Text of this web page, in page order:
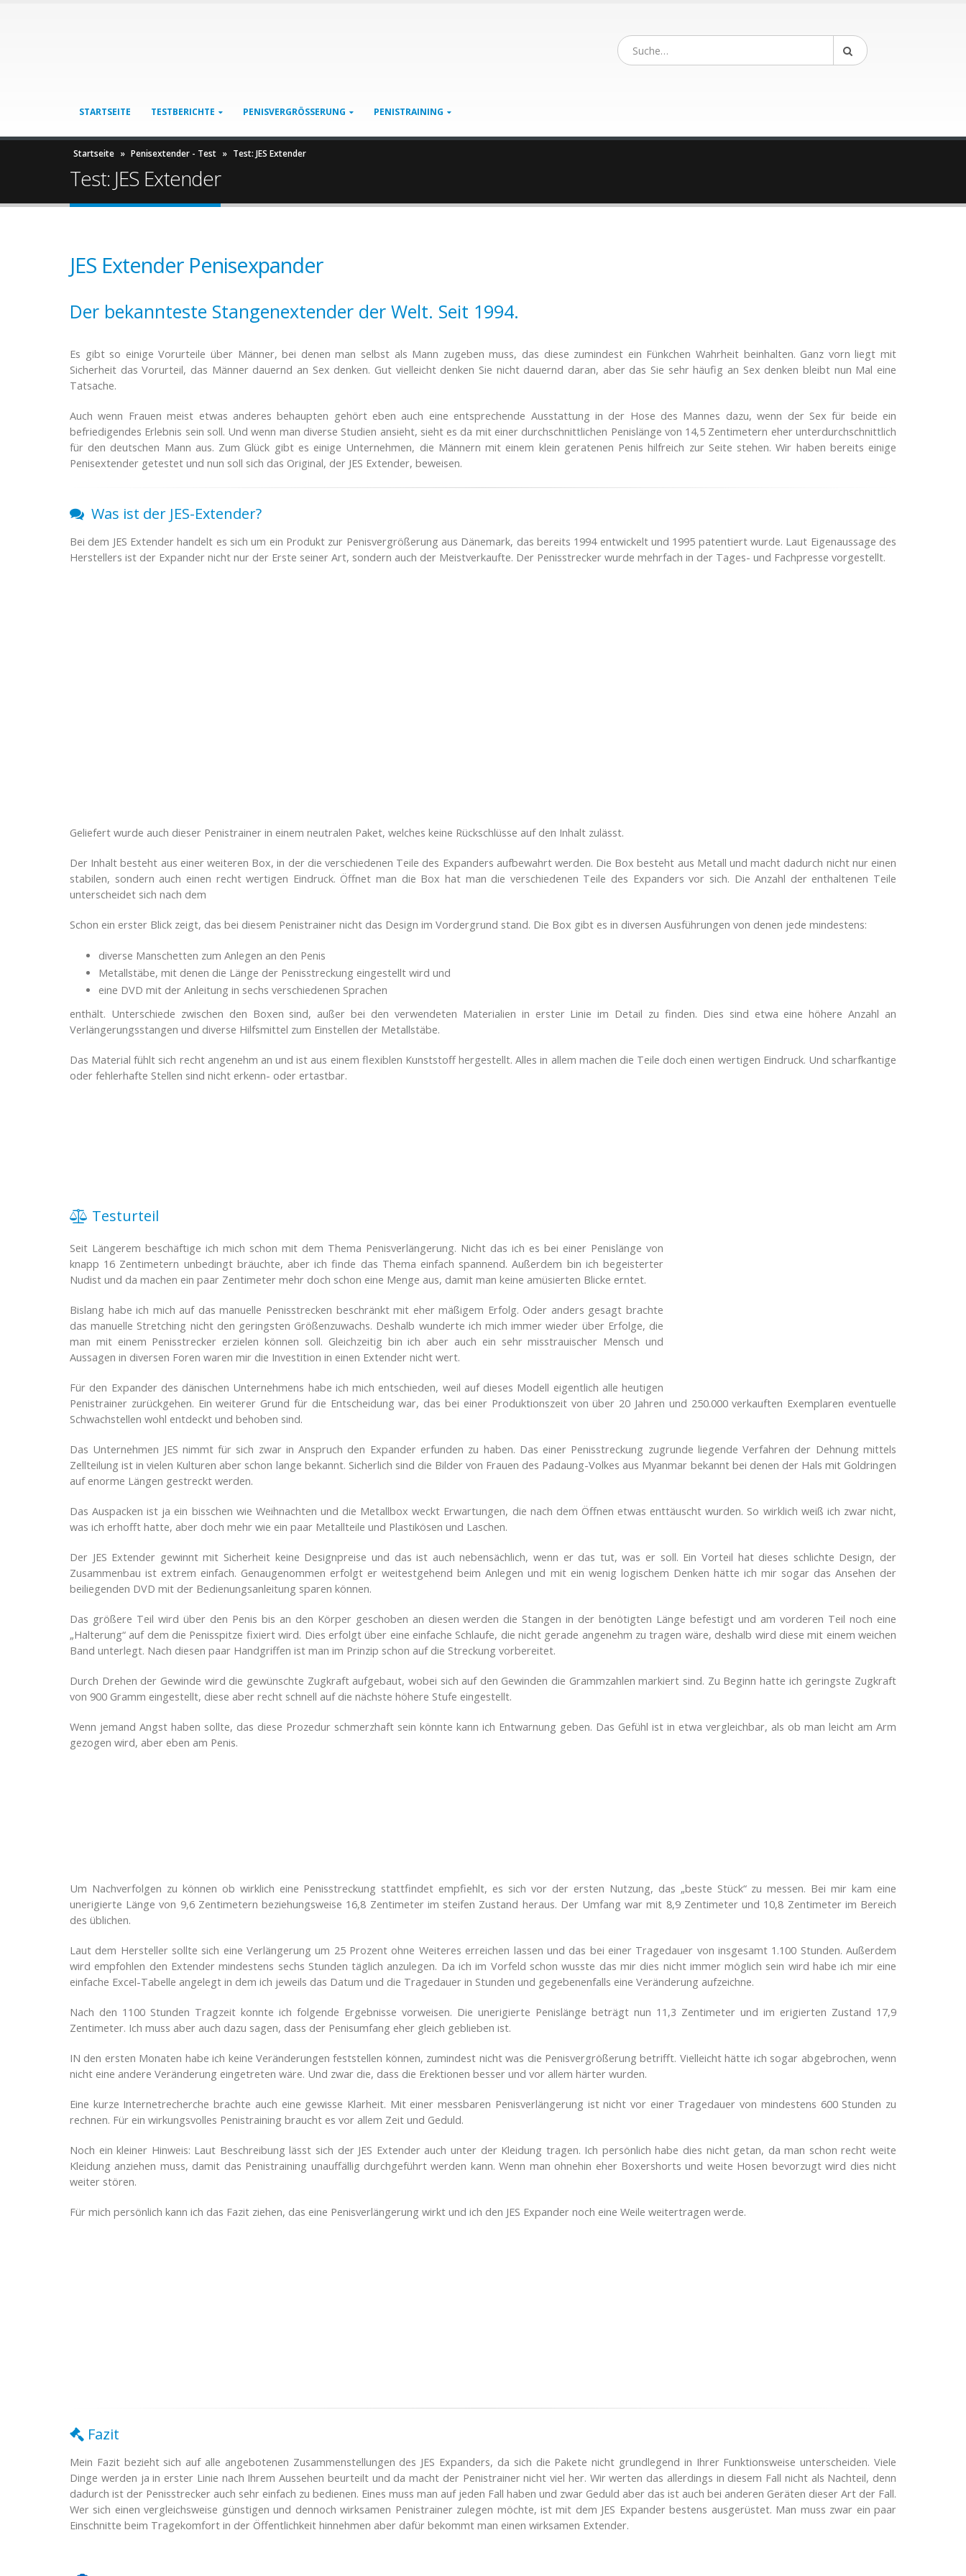
STARTSEITE TESTBERICHTE PENISVERGRÖSSERUNG PENISTRAINING
Startseite » Penisextender - Test » Test: JES Extender
Test: JES Extender
JES Extender Penisexpander
Der bekannteste Stangenextender der Welt. Seit 1994.
Es gibt so einige Vorurteile über Männer, bei denen man selbst als Mann zugeben muss, das diese zumindest ein Fünkchen Wahrheit beinhalten. Ganz vorn liegt mit
Sicherheit das Vorurteil, das Männer dauernd an Sex denken. Gut vielleicht denken Sie nicht dauernd daran, aber das Sie sehr häufig an Sex denken bleibt nun Mal eine
Tatsache.
Auch wenn Frauen meist etwas anderes behaupten gehört eben auch eine entsprechende Ausstattung in der Hose des Mannes dazu, wenn der Sex für beide ein
befriedigendes Erlebnis sein soll. Und wenn man diverse Studien ansieht, sieht es da mit einer durchschnittlichen Penislänge von 14,5 Zentimetern eher unterdurchschnittlich
für den deutschen Mann aus. Zum Glück gibt es einige Unternehmen, die Männern mit einem klein geratenen Penis hilfreich zur Seite stehen. Wir haben bereits einige
Penisextender getestet und nun soll sich das Original, der JES Extender, beweisen.
Was ist der JES-Extender?
Bei dem JES Extender handelt es sich um ein Produkt zur Penisvergrößerung aus Dänemark, das bereits 1994 entwickelt und 1995 patentiert wurde. Laut Eigenaussage des
Herstellers ist der Expander nicht nur der Erste seiner Art, sondern auch der Meistverkaufte. Der Penisstrecker wurde mehrfach in der Tages- und Fachpresse vorgestellt.
Geliefert wurde auch dieser Penistrainer in einem neutralen Paket, welches keine Rückschlüsse auf den Inhalt zulässt.
Der Inhalt besteht aus einer weiteren Box, in der die verschiedenen Teile des Expanders aufbewahrt werden. Die Box besteht aus Metall und macht dadurch nicht nur einen
stabilen, sondern auch einen recht wertigen Eindruck. Öffnet man die Box hat man die verschiedenen Teile des Expanders vor sich. Die Anzahl der enthaltenen Teile
unterscheidet sich nach dem
Schon ein erster Blick zeigt, das bei diesem Penistrainer nicht das Design im Vordergrund stand. Die Box gibt es in diversen Ausführungen von denen jede mindestens:
diverse Manschetten zum Anlegen an den Penis
Metallstäbe, mit denen die Länge der Penisstreckung eingestellt wird und
eine DVD mit der Anleitung in sechs verschiedenen Sprachen
enthält. Unterschiede zwischen den Boxen sind, außer bei den verwendeten Materialien in erster Linie im Detail zu finden. Dies sind etwa eine höhere Anzahl an
Verlängerungsstangen und diverse Hilfsmittel zum Einstellen der Metallstäbe.
Das Material fühlt sich recht angenehm an und ist aus einem flexiblen Kunststoff hergestellt. Alles in allem machen die Teile doch einen wertigen Eindruck. Und scharfkantige
oder fehlerhafte Stellen sind nicht erkenn- oder ertastbar.
Testurteil
Seit Längerem beschäftige ich mich schon mit dem Thema Penisverlängerung. Nicht das ich es bei einer Penislänge von
knapp 16 Zentimetern unbedingt bräuchte, aber ich finde das Thema einfach spannend. Außerdem bin ich begeisterter
Nudist und da machen ein paar Zentimeter mehr doch schon eine Menge aus, damit man keine amüsierten Blicke erntet.
Bislang habe ich mich auf das manuelle Penisstrecken beschränkt mit eher mäßigem Erfolg. Oder anders gesagt brachte
das manuelle Stretching nicht den geringsten Größenzuwachs. Deshalb wunderte ich mich immer wieder über Erfolge, die
man mit einem Penisstrecker erzielen können soll. Gleichzeitig bin ich aber auch ein sehr misstrauischer Mensch und
Aussagen in diversen Foren waren mir die Investition in einen Extender nicht wert.
Für den Expander des dänischen Unternehmens habe ich mich entschieden, weil auf dieses Modell eigentlich alle heutigen
Penistrainer zurückgehen. Ein weiterer Grund für die Entscheidung war, das bei einer Produktionszeit von über 20 Jahren und 250.000 verkauften Exemplaren eventuelle
Schwachstellen wohl entdeckt und behoben sind.
Das Unternehmen JES nimmt für sich zwar in Anspruch den Expander erfunden zu haben. Das einer Penisstreckung zugrunde liegende Verfahren der Dehnung mittels
Zellteilung ist in vielen Kulturen aber schon lange bekannt. Sicherlich sind die Bilder von Frauen des Padaung-Volkes aus Myanmar bekannt bei denen der Hals mit Goldringen
auf enorme Längen gestreckt werden.
Das Auspacken ist ja ein bisschen wie Weihnachten und die Metallbox weckt Erwartungen, die nach dem Öffnen etwas enttäuscht wurden. So wirklich weiß ich zwar nicht,
was ich erhofft hatte, aber doch mehr wie ein paar Metallteile und Plastikösen und Laschen.
Der JES Extender gewinnt mit Sicherheit keine Designpreise und das ist auch nebensächlich, wenn er das tut, was er soll. Ein Vorteil hat dieses schlichte Design, der
Zusammenbau ist extrem einfach. Genaugenommen erfolgt er weitestgehend beim Anlegen und mit ein wenig logischem Denken hätte ich mir sogar das Ansehen der
beiliegenden DVD mit der Bedienungsanleitung sparen können.
Das größere Teil wird über den Penis bis an den Körper geschoben an diesen werden die Stangen in der benötigten Länge befestigt und am vorderen Teil noch eine
„Halterung“ auf dem die Penisspitze fixiert wird. Dies erfolgt über eine einfache Schlaufe, die nicht gerade angenehm zu tragen wäre, deshalb wird diese mit einem weichen
Band unterlegt. Nach diesen paar Handgriffen ist man im Prinzip schon auf die Streckung vorbereitet.
Durch Drehen der Gewinde wird die gewünschte Zugkraft aufgebaut, wobei sich auf den Gewinden die Grammzahlen markiert sind. Zu Beginn hatte ich geringste Zugkraft
von 900 Gramm eingestellt, diese aber recht schnell auf die nächste höhere Stufe eingestellt.
Wenn jemand Angst haben sollte, das diese Prozedur schmerzhaft sein könnte kann ich Entwarnung geben. Das Gefühl ist in etwa vergleichbar, als ob man leicht am Arm
gezogen wird, aber eben am Penis.
Um Nachverfolgen zu können ob wirklich eine Penisstreckung stattfindet empfiehlt, es sich vor der ersten Nutzung, das „beste Stück“ zu messen. Bei mir kam eine
unerigierte Länge von 9,6 Zentimetern beziehungsweise 16,8 Zentimeter im steifen Zustand heraus. Der Umfang war mit 8,9 Zentimeter und 10,8 Zentimeter im Bereich
des üblichen.
Laut dem Hersteller sollte sich eine Verlängerung um 25 Prozent ohne Weiteres erreichen lassen und das bei einer Tragedauer von insgesamt 1.100 Stunden. Außerdem
wird empfohlen den Extender mindestens sechs Stunden täglich anzulegen. Da ich im Vorfeld schon wusste das mir dies nicht immer möglich sein wird habe ich mir eine
einfache Excel-Tabelle angelegt in dem ich jeweils das Datum und die Tragedauer in Stunden und gegebenenfalls eine Veränderung aufzeichne.
Nach den 1100 Stunden Tragzeit konnte ich folgende Ergebnisse vorweisen. Die unerigierte Penislänge beträgt nun 11,3 Zentimeter und im erigierten Zustand 17,9
Zentimeter. Ich muss aber auch dazu sagen, dass der Penisumfang eher gleich geblieben ist.
IN den ersten Monaten habe ich keine Veränderungen feststellen können, zumindest nicht was die Penisvergrößerung betrifft. Vielleicht hätte ich sogar abgebrochen, wenn
nicht eine andere Veränderung eingetreten wäre. Und zwar die, dass die Erektionen besser und vor allem härter wurden.
Eine kurze Internetrecherche brachte auch eine gewisse Klarheit. Mit einer messbaren Penisverlängerung ist nicht vor einer Tragedauer von mindestens 600 Stunden zu
rechnen. Für ein wirkungsvolles Penistraining braucht es vor allem Zeit und Geduld.
Noch ein kleiner Hinweis: Laut Beschreibung lässt sich der JES Extender auch unter der Kleidung tragen. Ich persönlich habe dies nicht getan, da man schon recht weite
Kleidung anziehen muss, damit das Penistraining unauffällig durchgeführt werden kann. Wenn man ohnehin eher Boxershorts und weite Hosen bevorzugt wird dies nicht
weiter stören.
Für mich persönlich kann ich das Fazit ziehen, das eine Penisverlängerung wirkt und ich den JES Expander noch eine Weile weitertragen werde.
Fazit
Mein Fazit bezieht sich auf alle angebotenen Zusammenstellungen des JES Expanders, da sich die Pakete nicht grundlegend in Ihrer Funktionsweise unterscheiden. Viele
Dinge werden ja in erster Linie nach Ihrem Aussehen beurteilt und da macht der Penistrainer nicht viel her. Wir werten das allerdings in diesem Fall nicht als Nachteil, denn
dadurch ist der Penisstrecker auch sehr einfach zu bedienen. Eines muss man auf jeden Fall haben und zwar Geduld aber das ist auch bei anderen Geräten dieser Art der Fall.
Wer sich einen vergleichsweise günstigen und dennoch wirksamen Penistrainer zulegen möchte, ist mit dem JES Expander bestens ausgerüstet. Man muss zwar ein paar
Einschnitte beim Tragekomfort in der Öffentlichkeit hinnehmen aber dafür bekommt man einen wirksamen Extender.